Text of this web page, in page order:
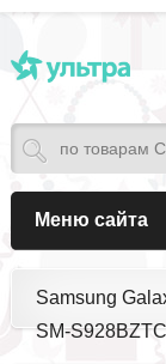
Меню сайта
Samsung
SM-